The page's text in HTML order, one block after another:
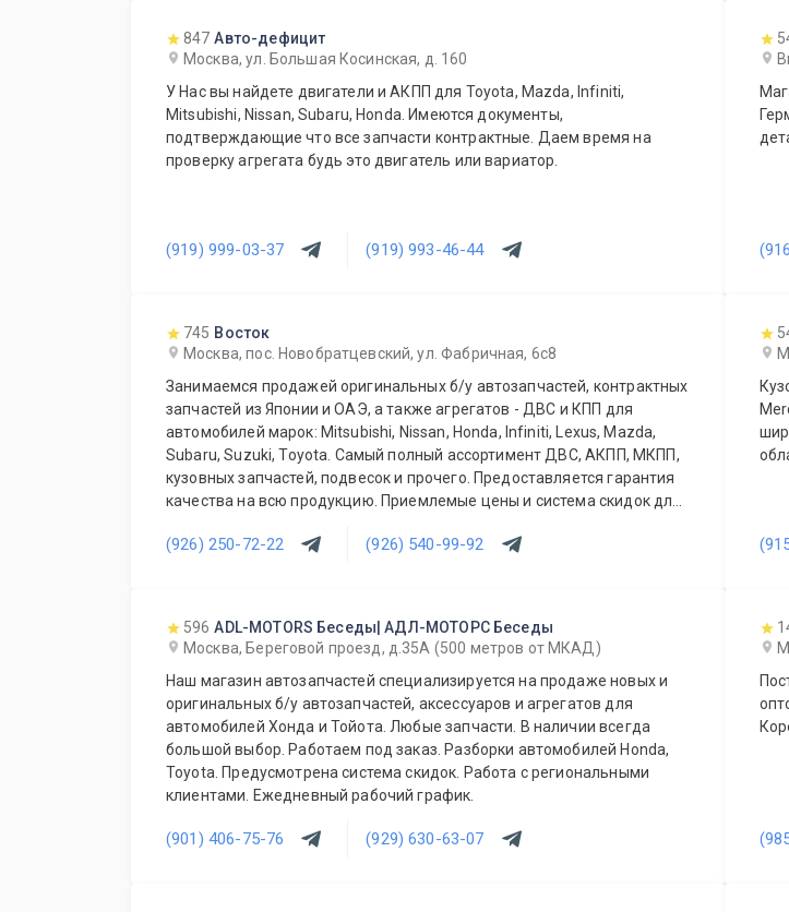
847 Авто-дефицит
Москва, ул. Большая Косинская, д. 160
У Нас вы найдете двигатели и АКПП для Toyota, Mazda, Infiniti,
Mitsubishi, Nissan, Subaru, Honda. Имеются документы,
подтверждающие что все запчасти контрактные. Даем время на
проверку агрегата будь это двигатель или вариатор.
(919) 999-03-37 (919) 993-46-44
745 Восток
Москва, пос. Новобратцевский, ул. Фабричная, 6с8
Занимаемся продажей оригинальных б/у автозапчастей, контрактных
запчастей из Японии и ОАЭ, а также агрегатов - ДВС и КПП для
автомобилей марок: Mitsubishi, Nissan, Honda, Infiniti, Lexus, Mazda,
Subaru, Suzuki, Toyota. Самый полный ассортимент ДВС, АКПП, МКПП,
кузовных запчастей, подвесок и прочего. Предоставляется гарантия
качества на всю продукцию. Приемлемые цены и система скидок для
ежедневно!
(926) 250-72-22 (926) 540-99-92
596 ADL-MOTORS Беседы| АДЛ-МОТОРС Беседы
Москва, Береговой проезд, д.35А (500 метров от МКАД)
Наш магазин автозапчастей специализируется на продаже новых и
оригинальных б/у автозапчастей, аксессуаров и агрегатов для
автомобилей Хонда и Тойота. Любые запчасти. В наличии всегда
большой выбор. Работаем под заказ. Разборки автомобилей Honda,
Toyota. Предусмотрена система скидок. Работа с региональными
клиентами. Ежедневный рабочий график.
(901) 406-75-76 (929) 630-63-07